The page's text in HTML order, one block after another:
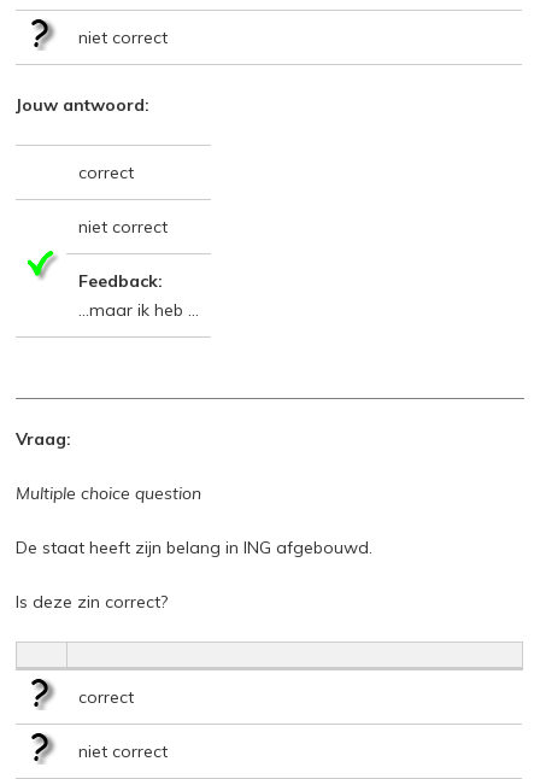
niet correct
Jouw antwoord:
correct
niet correct
Feedback:
…maar ik heb …
Vraag:
Multiple choice question
De staat heeft zijn belang in ING afgebouwd.
Is deze zin correct?
correct
niet correct